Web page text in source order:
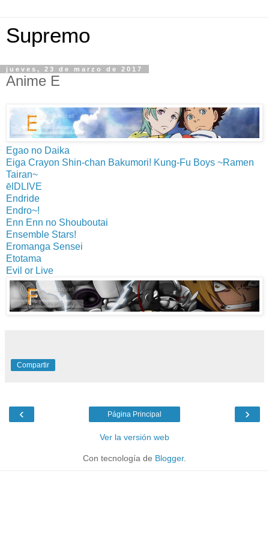
Supremo
jueves, 23 de marzo de 2017
Anime E
Egao no Daika
Eiga Crayon Shin-chan Bakumori! Kung-Fu Boys ~Ramen
Tairan~
ēlDLIVE
Endride
Endro~!
Enn Enn no Shouboutai
Ensemble Stars!
Eromanga Sensei
Etotama
Evil or Live
Compartir
‹ ›
Página Principal
Ver la versión web
Con tecnología de Blogger.